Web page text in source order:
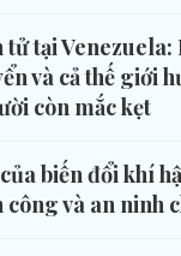
tử tại
và cả thế giới
còn mắc kẹt
biến đổi khí
công và an ninh